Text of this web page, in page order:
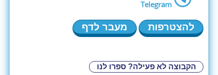
Telegram
להצטרפות מעבר לדף
הקבוצה לא פעילה? ספרו לנו